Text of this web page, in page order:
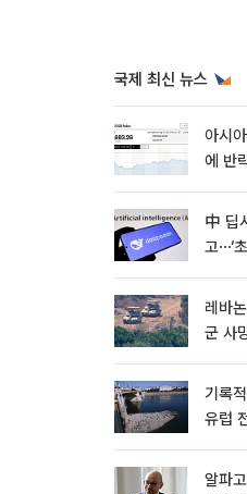
국제 최신 뉴스
아시
에 반
中 딥
고⋯‘
레바
군 사
기록
유럽
알파